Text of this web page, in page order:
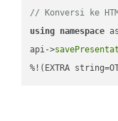
// Konversi ke
using namespace
api->
%!(EXTRA